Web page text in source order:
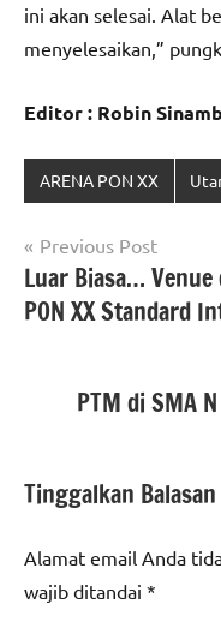
ini akan selesai. Alat
menyelesaikan,”
Editor : Robin
ARENA PON XX
Navigasi
pos
Previous Post
Luar Biasa…
PON XX Standard
PTM di SMA
Tinggalkan Balasan
Alamat email Anda
wajib ditandai *